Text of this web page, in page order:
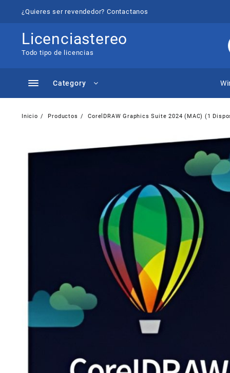
¿Quieres ser revendedor? Contactanos
Licenciastereo
Todo tipo de licencias
Category
Inicio Productos CorelDRAW Graphics Suite 2024 (MAC) (1